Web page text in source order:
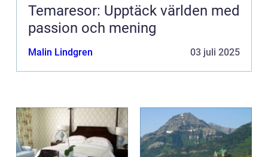
Temaresor: Upptäck världen med
passion och mening
Malin Lindgren 03 juli 2025